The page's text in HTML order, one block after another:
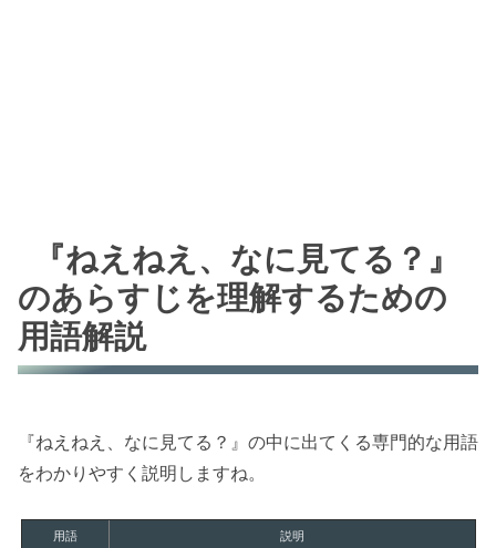
『ねえねえ、なに見てる？』
のあらすじを理解するための
用語解説
『ねえねえ、なに見てる？』の中に出てくる専門的な用語
をわかりやすく説明しますね。
用語 説明